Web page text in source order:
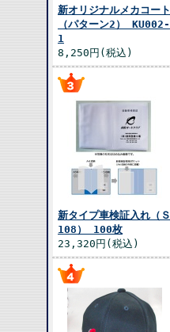
新オリジナルメカコート
（パターン2） KU002-
1
8,250円(税込)
新タイプ車検証入れ（Ｓ
108） 100枚
23,320円(税込)